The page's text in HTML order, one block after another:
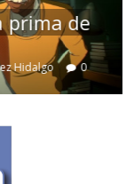
prima de
Hidalgo 0